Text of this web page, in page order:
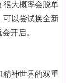
很大概率会脱单
可以尝试换全新
开启。
神世界的双重